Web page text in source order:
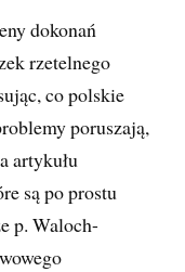
dokonań
rzetelnego
co polskie
poruszają,
artykułu
są po prostu
p. Waloch-